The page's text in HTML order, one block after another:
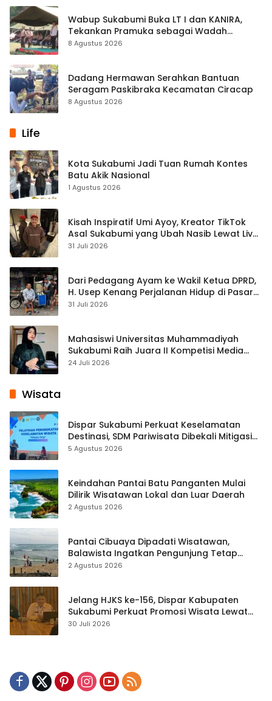
Wabup Sukabumi Buka LT I dan KANIRA,
Tekankan Pramuka sebagai Wadah
Pembentukan Karakter
8 Agustus 2026
Dadang Hermawan Serahkan Bantuan
Seragam Paskibraka Kecamatan Ciracap
8 Agustus 2026
Life
Kota Sukabumi Jadi Tuan Rumah Kontes
Batu Akik Nasional
1 Agustus 2026
Kisah Inspiratif Umi Ayoy, Kreator TikTok
Asal Sukabumi yang Ubah Nasib Lewat Live
Streaming
31 Juli 2026
Dari Pedagang Ayam ke Wakil Ketua DPRD,
H. Usep Kenang Perjalanan Hidup di Pasar
Cisaat
31 Juli 2026
Mahasiswi Universitas Muhammadiyah
Sukabumi Raih Juara II Kompetisi Media
Pembelajaran Digital Tingkat Internasional
24 Juli 2026
Wisata
Dispar Sukabumi Perkuat Keselamatan
Destinasi, SDM Pariwisata Dibekali Mitigasi
hingga Teknik Evakuasi
5 Agustus 2026
Keindahan Pantai Batu Panganten Mulai
Dilirik Wisatawan Lokal dan Luar Daerah
2 Agustus 2026
Pantai Cibuaya Dipadati Wisatawan,
Balawista Ingatkan Pengunjung Tetap
Waspada
2 Agustus 2026
Jelang HJKS ke-156, Dispar Kabupaten
Sukabumi Perkuat Promosi Wisata Lewat
Publikasi Digital
30 Juli 2026